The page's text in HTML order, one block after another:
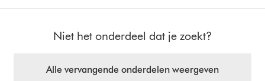
Niet het onderdeel dat je zoekt?
Alle vervangende onderdelen weergeven